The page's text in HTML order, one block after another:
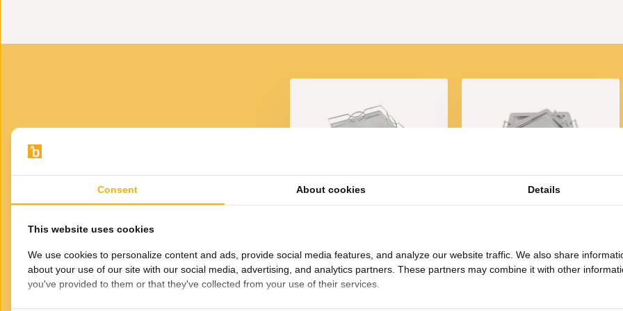
VOOR JOU GESELECTEERD
Gerelateerde
producten
Dienblad Maria - groot - 30
x 50 cm - Zilver /
Dienblad Nador - Oosters
dienblad - Set van 2 - Zilver
Consent About cookies Details
This website uses cookies
We use cookies to personalize content and ads, provide social media features, and analyze our website traffic. We also share
about your use of our site with our social media, advertising, and analytics partners. These partners may combine it with other
you've provided to them or that they've collected from your use of their services.